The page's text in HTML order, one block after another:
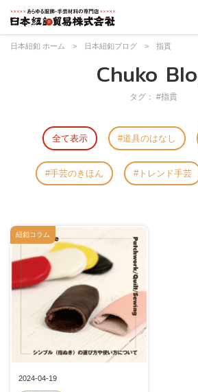
日本紐釦 ホーム > 日本紐釦ブログ > 指貫
Chuko
タグ： #指貫
全て表示 道具のはなし
手芸のきほん トレンド手芸
2024-04-19
紐釦コラム